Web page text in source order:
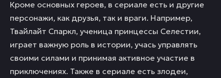
Кроме основных героев, в сериале есть и другие
персонажи, как друзья, так и враги. Например,
Твайлайт Спаркл, ученица принцессы Селестии,
играет важную роль в истории, учась управлять
своими силами и принимая активное участие в
приключениях. Также в сериале есть злодеи,